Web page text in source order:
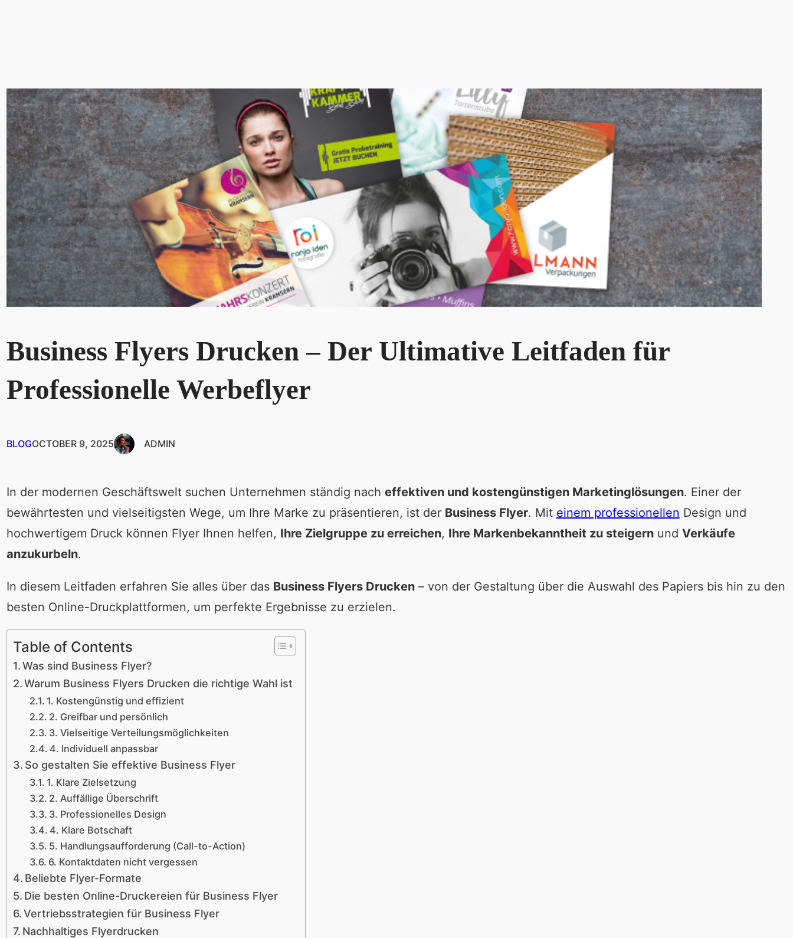
Business Flyers Drucken – Der Ultimative Leitfaden für
Professionelle Werbeflyer
BLOGOCTOBER 9, 2025 ADMIN
In der modernen Geschäftswelt suchen Unternehmen ständig nach effektiven und kostengünstigen Marketinglösungen. Einer der
bewährtesten und vielseitigsten Wege, um Ihre Marke zu präsentieren, ist der Business Flyer. Mit einem professionellen Design und
hochwertigem Druck können Flyer Ihnen helfen, Ihre Zielgruppe zu erreichen, Ihre Markenbekanntheit zu steigernund Verkäufe
anzukurbeln.
In diesem Leitfaden erfahren Sie alles über das Business Flyers Drucken– von der Gestaltung über die Auswahl des Papiers bis hin zu den
besten Online-Druckplattformen, um perfekte Ergebnisse zu erzielen.
Table of Contents
Was sind Business Flyer?
Warum Business Flyers Drucken die richtige Wahl ist
1. Kostengünstig und effizient
2. Greifbar und persönlich
3. Vielseitige Verteilungsmöglichkeiten
4. Individuell anpassbar
So gestalten Sie effektive Business Flyer
1. Klare Zielsetzung
2. Auffällige Überschrift
3. Professionelles Design
4. Klare Botschaft
5. Handlungsaufforderung (Call-to-Action)
6. Kontaktdaten nicht vergessen
Beliebte Flyer-Formate
Die besten Online-Druckereien für Business Flyer
Vertriebsstrategien für Business Flyer
Nachhaltiges Flyerdrucken